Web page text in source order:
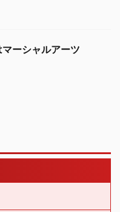
ーシャルアーツ